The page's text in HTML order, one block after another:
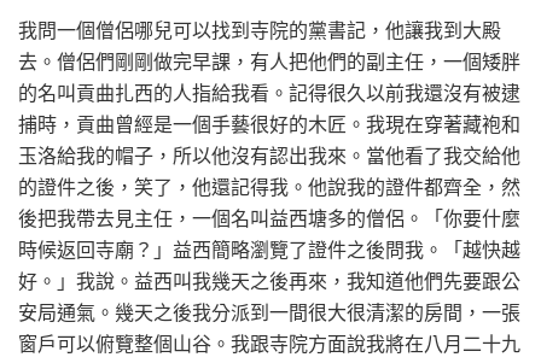
我問一個僧侶哪兒可以找到寺院的黨書記，他讓我到大殿
去。僧侶們剛剛做完早課，有人把他們的副主任，一個矮胖
的名叫貢曲扎西的人指給我看。記得很久以前我還沒有被逮
捕時，貢曲曾經是一個手藝很好的木匠。我現在穿著藏袍和
玉洛給我的帽子，所以他沒有認出我來。當他看了我交給他
的證件之後，笑了，他還記得我。他說我的證件都齊全，然
後把我帶去見主任，一個名叫益西塘多的僧侶。「你要什麼
時候返回寺廟？」益西簡略瀏覽了證件之後問我。「越快越
好。」我說。益西叫我幾天之後再來，我知道他們先要跟公
安局通氣。幾天之後我分派到一間很大很清潔的房間，一張
窗戶可以俯覽整個山谷。我跟寺院方面說我將在八月二十九